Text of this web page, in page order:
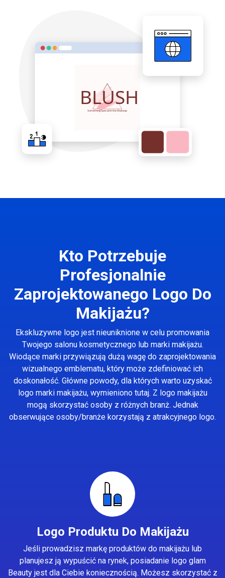
Kto Potrzebuje
Profesjonalnie
Zaprojektowanego Logo Do
Makijażu?
Ekskluzywne logo jest nieuniknione w celu promowania
Twojego salonu kosmetycznego lub marki makijażu.
Wiodące marki przywiązują dużą wagę do zaprojektowania
wizualnego emblematu, który może zdefiniować ich
doskonałość. Główne powody, dla których warto uzyskać
logo marki makijażu, wymieniono tutaj. Z logo makijażu
mogą skorzystać osoby z różnych branż. Jednak
obserwujące osoby/branże korzystają z atrakcyjnego logo.
Logo Produktu Do Makijażu
Jeśli prowadzisz markę produktów do makijażu lub
planujesz ją wypuścić na rynek, posiadanie logo glam
Beauty jest dla Ciebie koniecznością. Możesz skorzystać z